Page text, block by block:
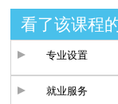
看了该课程
专业设置
就业服务